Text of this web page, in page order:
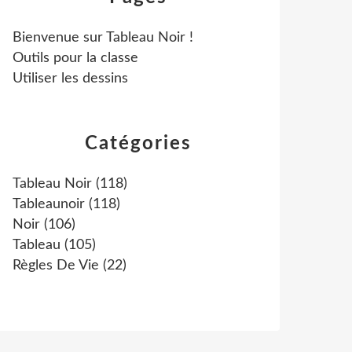
Catégories
Tableau Noir (118)
Tableaunoir (118)
Noir (106)
Tableau (105)
Règles De Vie (22)
Bienvenue sur Tableau Noir !
Outils pour la classe
Utiliser les dessins